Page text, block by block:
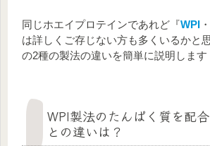
同じホエイプロテインであれど『WPI ・
は詳しくご存じない方も多くいるかと
の2種の製法の違いを簡単に説明します
WPI製法のたんぱく質を配
との違いは？